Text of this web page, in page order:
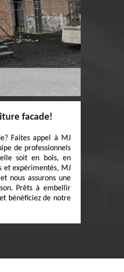
facade!
Faites appel à MJ
de professionnels
soit en bois, en
et expérimentés, MJ
nous assurons une
Prêts à embellir
bénéficiez de notre